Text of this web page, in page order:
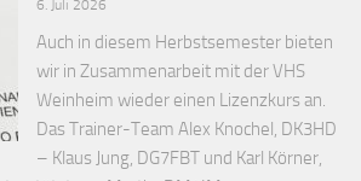
6. Juli 2026
Auch in diesem Herbstsemester bieten
wir in Zusammenarbeit mit der VHS
Weinheim wieder einen Lizenzkurs an.
Das Trainer-Team Alex Knochel, DK3HD
– Klaus Jung, DG7FBT und Karl Körner,